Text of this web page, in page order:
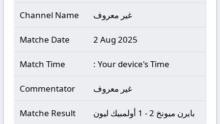
Channel Name غير معروف
Matche Date 2 Aug 2025
Match Time : Your device's Time
Commentator غير معروف
Matche Result بايرن ميونخ 2 - 1 أولمبيك ليون